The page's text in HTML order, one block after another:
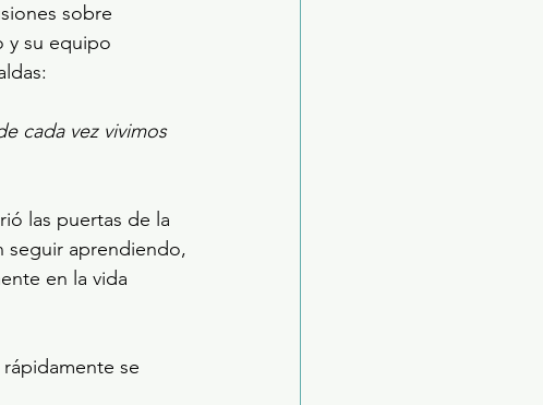
sobre
y su equipo
cada vez vivimos
las puertas de la
seguir aprendiendo,
en la vida
se